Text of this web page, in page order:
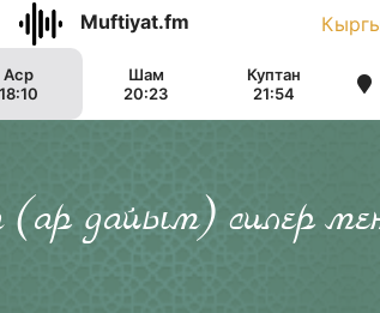
Muftiyat.fm
Аср
18:10
Шам
20:23
Куптан
21:54
дайым) силер